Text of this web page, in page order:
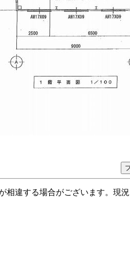
相違する場合がございます。